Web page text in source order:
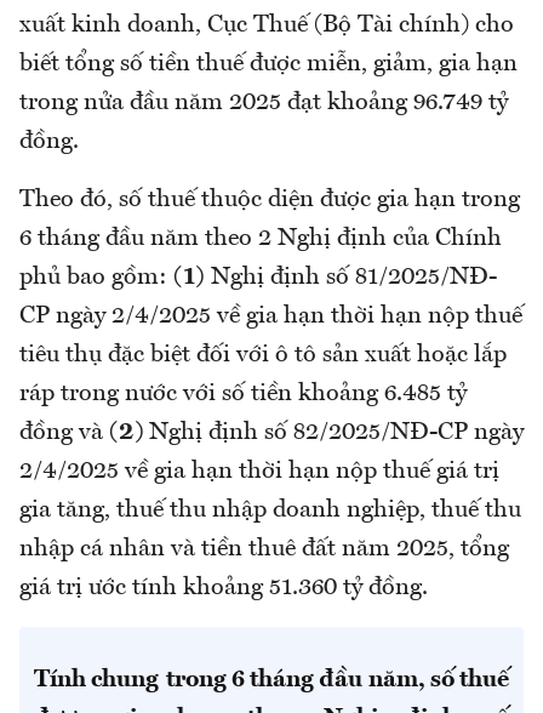
xuất kinh doanh, Cục Thuế (Bộ Tài chính) cho
biết tổng số tiền thuế được miễn, giảm, gia hạn
trong nửa đầu năm 2025 đạt khoảng 96.749 tỷ
đồng.
Theo đó, số thuế thuộc diện được gia hạn trong
6 tháng đầu năm theo 2 Nghị định của Chính
phủ bao gồm: (1) Nghị định số 81/2025/NĐ-
CP ngày 2/4/2025 về gia hạn thời hạn nộp thuế
tiêu thụ đặc biệt đối với ô tô sản xuất hoặc lắp
ráp trong nước với số tiền khoảng 6.485 tỷ
đồng và (2) Nghị định số 82/2025/NĐ-CP ngày
2/4/2025 về gia hạn thời hạn nộp thuế giá trị
gia tăng, thuế thu nhập doanh nghiệp, thuế thu
nhập cá nhân và tiền thuê đất năm 2025, tổng
giá trị ước tính khoảng 51.360 tỷ đồng.
Tính chung trong 6 tháng đầu năm, số thuế